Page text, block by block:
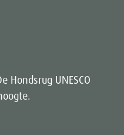
Hondsrug UNESCO